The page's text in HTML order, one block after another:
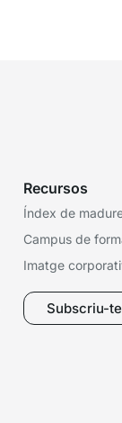
Recursos
Índex de
Campus de
Imatge
Subscriu-